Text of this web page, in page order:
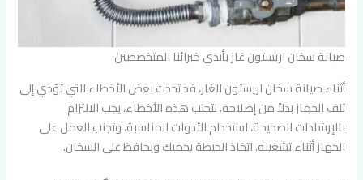
صيانة سخان اريستون غاز بأيدي خبرائنا المتخصصين
أثناء صيانة سخان اريستون الغاز، قد تحدث بعض الأخطاء التي تؤدي إلى
تلف الجهاز بدلاً من إصلاحه. لتجنب هذه الأخطاء، يجب الالتزام
بالإرشادات الصحيحة، استخدام الأدوات المناسبة، وتجنب العمل على
الجهاز أثناء تشغيله. اتخاذ الحيطة يحميك ويحافظ على السخان.